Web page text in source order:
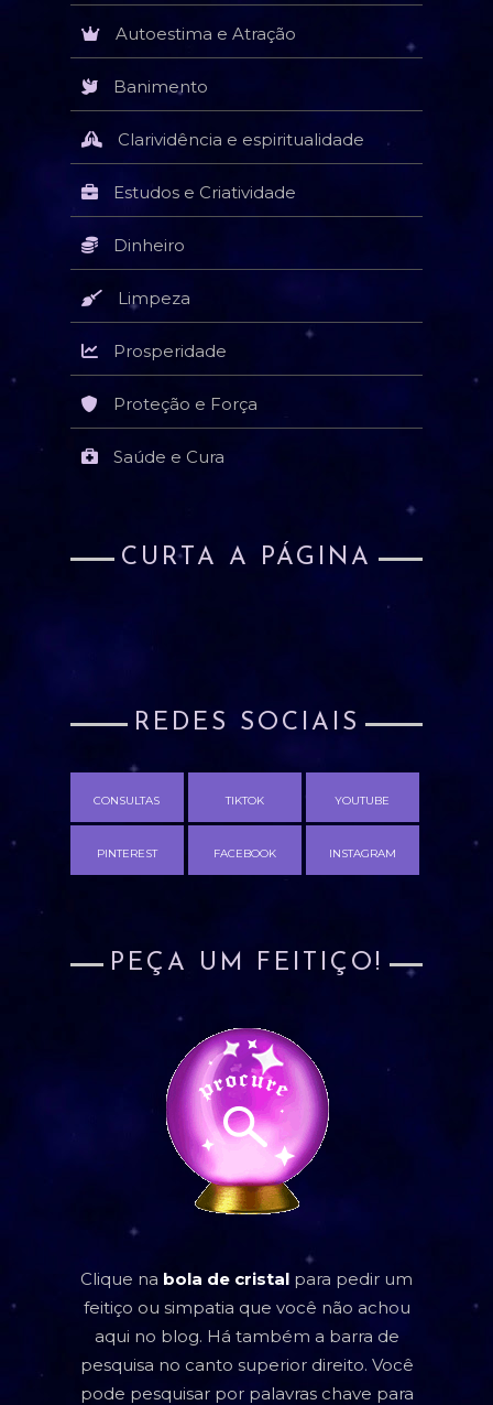
Autoestima e Atração
Banimento
Clarividência e espiritualidade
Estudos e Criatividade
Dinheiro
Limpeza
Prosperidade
Proteção e Força
Saúde e Cura
CURTA A PÁGINA
REDES SOCIAIS
CONSULTAS TIKTOK YOUTUBE
PINTEREST FACEBOOK INSTAGRAM
PEÇA UM FEITIÇO!
Clique na bola de cristal para pedir um
feitiço ou simpatia que você não achou
aqui no blog. Há também a barra de
pesquisa no canto superior direito. Você
pode pesquisar por palavras chave para